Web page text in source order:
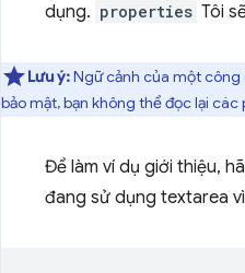
dụng. properties Tôi
Lưu ý:Ngữ cảnh của một công
bảo mật, bạn không thể đọc lại các
Để làm ví dụ giới thiệu,
đang sử dụng textarea